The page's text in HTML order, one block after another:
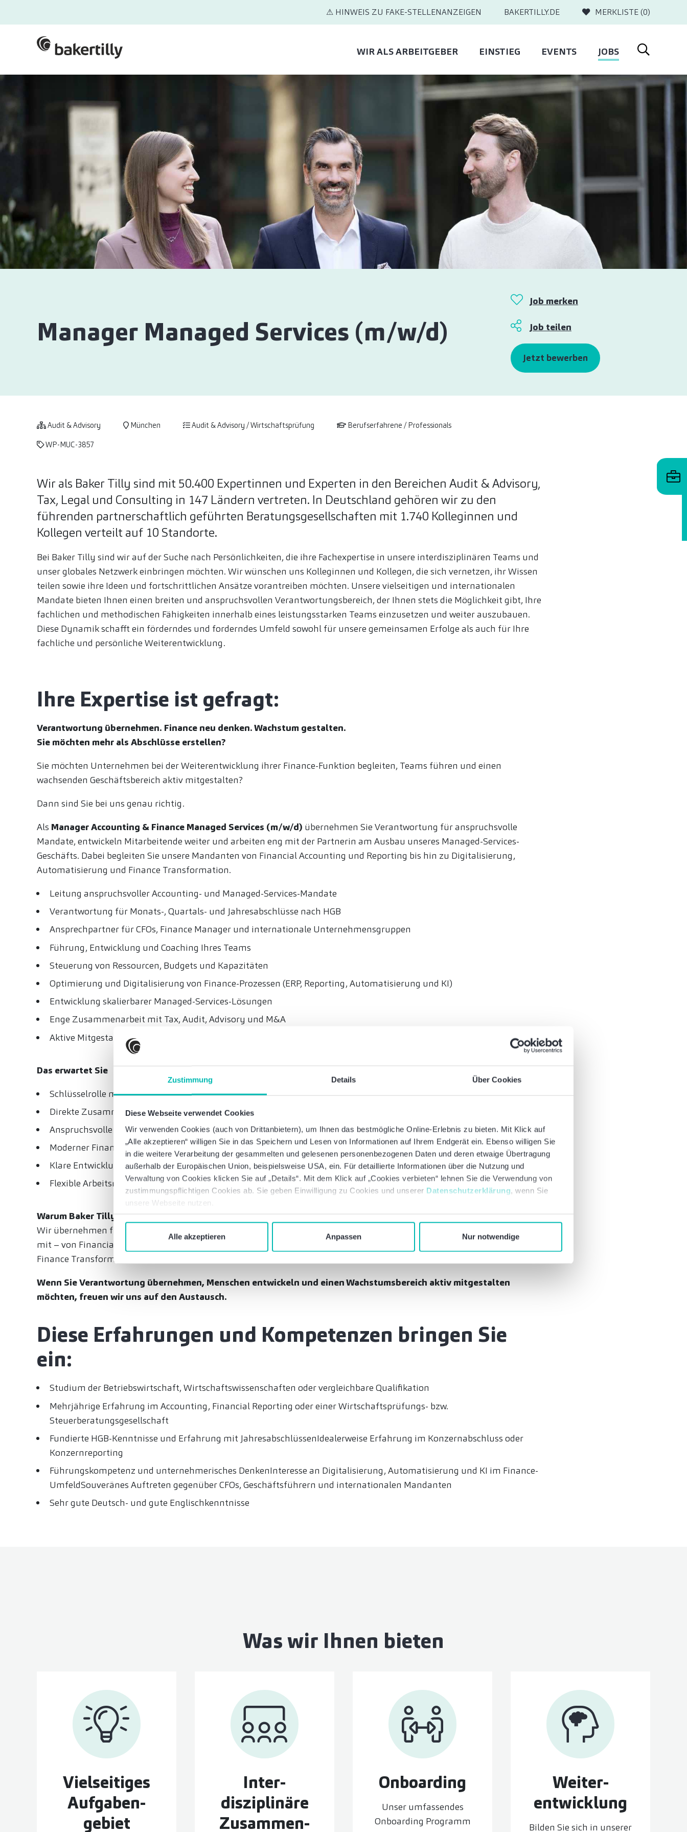
Zustimmung Details Über Cookies
Diese Webseite verwendet Cookies
Wir verwenden Cookies (auch von Drittanbietern), um Ihnen das bestmögliche Online-Erlebnis zu bieten. Mit Klick auf
„Alle akzeptieren“ willigen Sie in das Speichern und Lesen von Informationen auf Ihrem Endgerät ein. Ebenso willigen Sie
in die weitere Verarbeitung der gesammelten und gelesenen personenbezogenen Daten und deren etwaige Übertragung
außerhalb der Europäischen Union, beispielsweise USA, ein. Für detaillierte Informationen über die Nutzung und
Verwaltung von Cookies klicken Sie auf „Details“. Mit dem Klick auf „Cookies verbieten“ lehnen Sie die Verwendung von
zustimmungspflichtigen Cookies ab. Sie geben Einwilligung zu Cookies und unserer Datenschutzerklärung, wenn Sie
unsere Webseite nutzen.
Nur notwendige
Anpassen
Alle akzeptieren
⚠ HINWEIS ZU FAKE-STELLENANZEIGEN BAKERTILLY.DE MERKLISTE (0)
WIR ALS ARBEITGEBER EINSTIEG EVENTS JOBS
Manager Managed Services (m/w/d)
Job merken
Job teilen
Jetzt bewerben
Audit & Advisory München Audit & Advisory / Wirtschaftsprüfung Berufserfahrene / Professionals
WP-MUC-3857
Wir als Baker Tilly sind mit 50.400 Expertinnen und Experten in den Bereichen Audit & Advisory,
Tax, Legal und Consulting in 147 Ländern vertreten. In Deutschland gehören wir zu den
führenden partnerschaftlich geführten Beratungsgesellschaften mit 1.740 Kolleginnen und
Kollegen verteilt auf 10 Standorte.
Bei Baker Tilly sind wir auf der Suche nach Persönlichkeiten, die ihre Fachexpertise in unsere interdisziplinären Teams und
unser globales Netzwerk einbringen möchten. Wir wünschen uns Kolleginnen und Kollegen, die sich vernetzen, ihr Wissen
teilen sowie ihre Ideen und fortschrittlichen Ansätze vorantreiben möchten. Unsere vielseitigen und internationalen
Mandate bieten Ihnen einen breiten und anspruchsvollen Verantwortungsbereich, der Ihnen stets die Möglichkeit gibt, Ihre
fachlichen und methodischen Fähigkeiten innerhalb eines leistungsstarken Teams einzusetzen und weiter auszubauen.
Diese Dynamik schafft ein förderndes und forderndes Umfeld sowohl für unsere gemeinsamen Erfolge als auch für Ihre
fachliche und persönliche Weiterentwicklung.
Ihre Expertise ist gefragt:
Verantwortung übernehmen. Finance neu denken. Wachstum gestalten.
Sie möchten mehr als Abschlüsse erstellen?
Sie möchten Unternehmen bei der Weiterentwicklung ihrer Finance-Funktion begleiten, Teams führen und einen
wachsenden Geschäftsbereich aktiv mitgestalten?
Dann sind Sie bei uns genau richtig.
Als Manager Accounting & Finance Managed Services (m/w/d) übernehmen Sie Verantwortung für anspruchsvolle
Mandate, entwickeln Mitarbeitende weiter und arbeiten eng mit der Partnerin am Ausbau unseres Managed-Services-
Geschäfts. Dabei begleiten Sie unsere Mandanten von Financial Accounting und Reporting bis hin zu Digitalisierung,
Automatisierung und Finance Transformation.
Leitung anspruchsvoller Accounting- und Managed-Services-Mandate
Verantwortung für Monats-, Quartals- und Jahresabschlüsse nach HGB
Ansprechpartner für CFOs, Finance Manager und internationale Unternehmensgruppen
Führung, Entwicklung und Coaching Ihres Teams
Steuerung von Ressourcen, Budgets und Kapazitäten
Optimierung und Digitalisierung von Finance-Prozessen (ERP, Reporting, Automatisierung und KI)
Entwicklung skalierbarer Managed-Services-Lösungen
Enge Zusammenarbeit mit Tax, Audit, Advisory und M&A
Aktive Mitgestaltung des weiteren Wachstums unseres Bereichs
Das erwartet Sie
Schlüsselrolle mit großem Gestaltungsspielraum
Direkte Zusammenarbeit mit der zuständigen Partnerin
Anspruchsvolle nationale und internationale Mandate
Moderner Finance-Bereich mit Fokus auf Digitalisierung und KI
Klare Entwicklungsperspektiven bis Senior Management oder Partner-Level
Flexible Arbeitsmodelle und ein starkes Teamumfeld
Warum Baker Tilly Managed Services?
Wir übernehmen für unsere Mandanten nicht nur Buchhaltung und Abschlüsse. Wir gestalten Finance-Funktionen aktiv
mit – von Financial Accounting und Reporting über CFO-Support bis hin zu Prozessoptimierung, Digitalisierung und
Finance Transformation.
Wenn Sie Verantwortung übernehmen, Menschen entwickeln und einen Wachstumsbereich aktiv mitgestalten
möchten, freuen wir uns auf den Austausch.
Diese Erfahrungen und Kompetenzen bringen Sie
ein:
Studium der Betriebswirtschaft, Wirtschaftswissenschaften oder vergleichbare Qualifikation
Mehrjährige Erfahrung im Accounting, Financial Reporting oder einer Wirtschaftsprüfungs- bzw.
Steuerberatungsgesellschaft
Fundierte HGB-Kenntnisse und Erfahrung mit JahresabschlüssenIdealerweise Erfahrung im Konzernabschluss oder
Konzernreporting
Führungskompetenz und unternehmerisches DenkenInteresse an Digitalisierung, Automatisierung und KI im Finance-
UmfeldSouveränes Auftreten gegenüber CFOs, Geschäftsführern und internationalen Mandanten
Sehr gute Deutsch- und gute Englischkenntnisse
Was wir Ihnen bieten
Vielseitiges
Aufgaben­
gebiet
Inter­
disziplinäre
Zusammen­
On­boarding
Unser umfassendes
Onboarding Programm
Weiter­
entwicklung
Bilden Sie sich in unserer